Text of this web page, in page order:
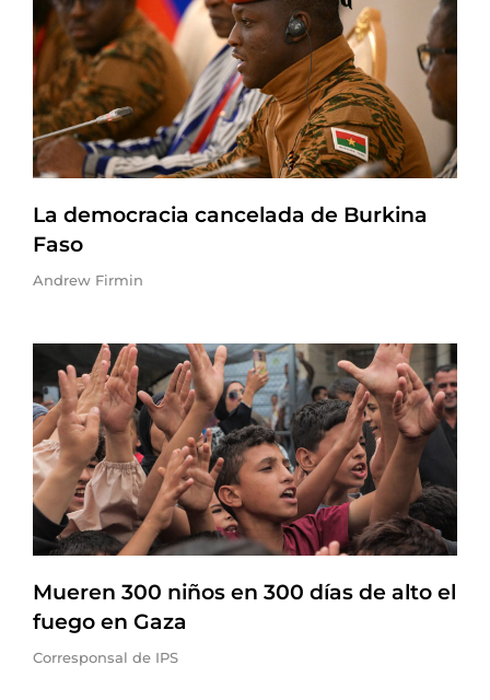
La democracia cancelada de Burkina
Faso
Andrew Firmin
Mueren 300 niños en 300 días de alto el
fuego en Gaza
Corresponsal de IPS